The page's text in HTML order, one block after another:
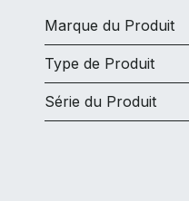
Marque du Produit
Type de Produit
Série du Produit